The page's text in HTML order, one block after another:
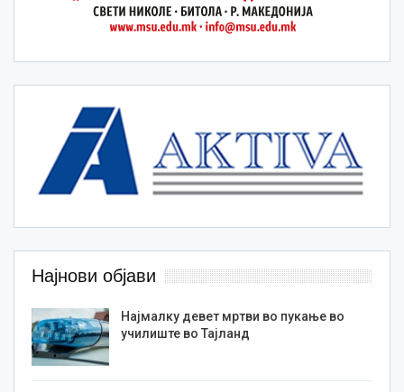
Најнови објави
Најмалку девет мртви во пукање во
училиште во Тајланд